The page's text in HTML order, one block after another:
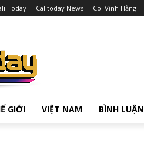
Today Calitoday News Cõi Vĩnh Hằng
GIỚI VIỆT NAM BÌNH LUẬN